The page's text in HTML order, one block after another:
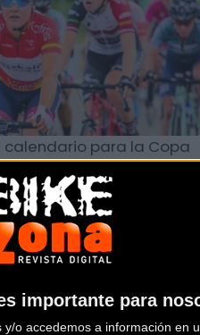
importante para
y/o accedemos a información en
calendario para la Copa
Cofidis y la Copa de